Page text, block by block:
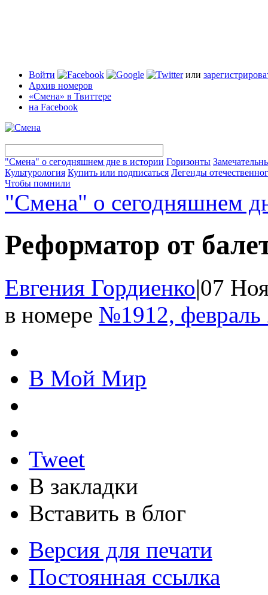
Войти или
Архив номеров
«Смена» в Твиттере
на Facebook
"Смена" о сегодняшнем дне в истории Горизонты
Культурология Купить или подписаться Легенды
Чтобы помнили
"Смена" о сегодняшнем
Реформатор от
Евгения Гордиенко|07
в номере №1912, февраль
В Мой Мир
Tweet
В закладки
Вставить в блог
Версия для печати
Постоянная ссылка